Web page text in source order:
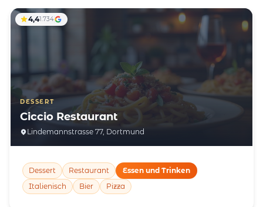
DESSERT
Ciccio Restaurant
Lindemannstrasse 77, Dortmund
4,41.734
Dessert Restaurant
Essen und Trinken
Italienisch
Bier Pizza